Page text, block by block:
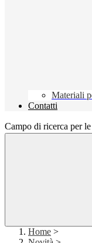
Materiali
Contatti
Campo di ricerca per
Home >